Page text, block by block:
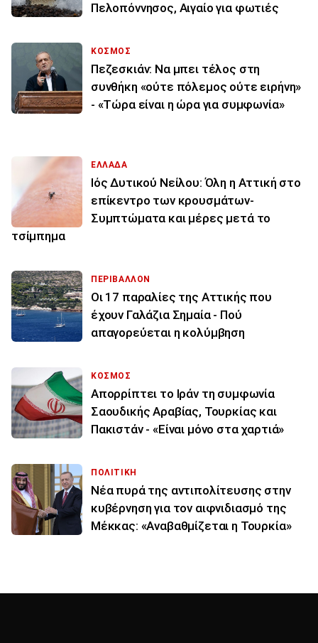
Πελοπόννησος, Αιγαίο για φωτιές
ΚΟΣΜΟΣ
Πεζεσκιάν: Να μπει τέλος στη
συνθήκη «ούτε πόλεμος ούτε ειρήνη»
- «Τώρα είναι η ώρα για συμφωνία»
ΕΛΛΑΔΑ
Ιός Δυτικού Νείλου: Όλη η Αττική στο
επίκεντρο των κρουσμάτων-
Συμπτώματα και μέρες μετά το
τσίμπημα
ΠΕΡΙΒΑΛΛΟΝ
Οι 17 παραλίες της Αττικής που
έχουν Γαλάζια Σημαία - Πού
απαγορεύεται η κολύμβηση
ΚΟΣΜΟΣ
Απορρίπτει το Ιράν τη συμφωνία
Σαουδικής Αραβίας, Τουρκίας και
Πακιστάν - «Είναι μόνο στα χαρτιά»
ΠΟΛΙΤΙΚΗ
Νέα πυρά της αντιπολίτευσης στην
κυβέρνηση για τον αιφνιδιασμό της
Μέκκας: «Αναβαθμίζεται η Τουρκία»